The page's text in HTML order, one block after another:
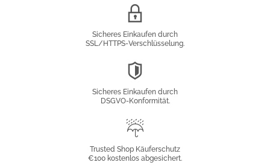
Sicheres Einkaufen durch
SSL/HTTPS-Verschlüsselung.
Sicheres Einkaufen durch
DSGVO-Konformität.
Käuferschutz
Trusted Shop Käuferschutz
€100 kostenlos abgesichert.